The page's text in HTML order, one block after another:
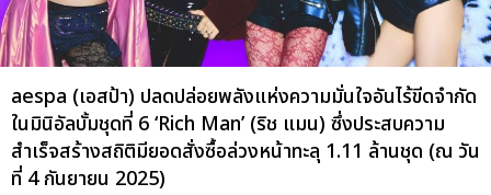
aespa (เอสป้า) ปลดปล่อยพลังแห่งความมั่นใจอันไร้ขีดจำกัด
ในมินิอัลบั้มชุดที่ 6 ‘Rich Man’ (ริช แมน) ซึ่งประสบความ
สำเร็จสร้างสถิติมียอดสั่งซื้อล่วงหน้าทะลุ 1.11 ล้านชุด (ณ วัน
ที่ 4 กันยายน 2025)